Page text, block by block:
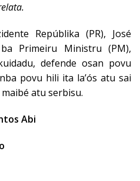
Repúblika (PR), José
Primeiru Ministru (PM),
defende osan povu
povu hili ita la’ós atu sai
atu serbisu.
Abi